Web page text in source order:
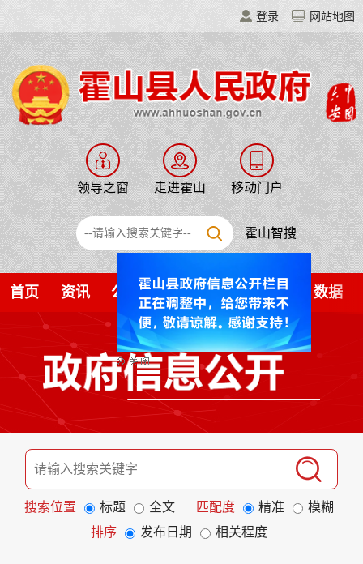
登录 网站地图
领导之窗 走进霍山 移动门户
霍山智搜
首页 资讯 公开 解读 服务 互动 数据
搜索位置 标题 全文 匹配度 精准
模糊
排序
发布日期 相关程度